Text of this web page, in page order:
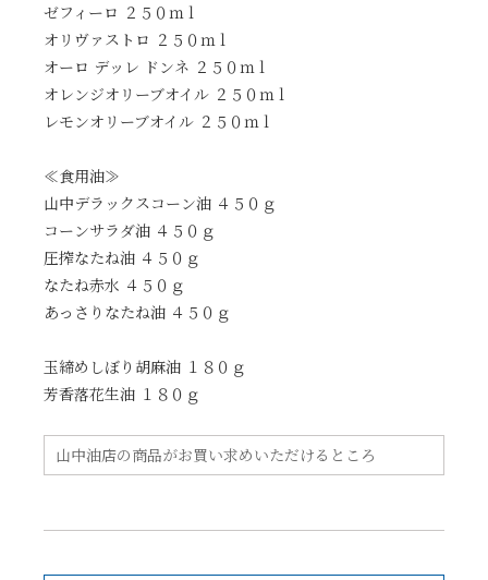
ゼフィーロ ２５０ｍｌ
オリヴァストロ ２５０ｍｌ
オーロ デッレ ドンネ ２５０ｍｌ
オレンジオリーブオイル ２５０ｍｌ
レモンオリーブオイル ２５０ｍｌ
≪食用油≫
山中デラックスコーン油 ４５０ｇ
コーンサラダ油 ４５０ｇ
圧搾なたね油 ４５０ｇ
なたね赤水 ４５０ｇ
あっさりなたね油 ４５０ｇ
玉締めしぼり胡麻油 １８０ｇ
芳香落花生油 １８０ｇ
山中油店の商品がお買い求めいただけるところ